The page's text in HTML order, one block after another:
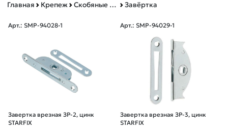
Главная Крепеж Скобяные изделия Завёртка
Арт.: SMP-94028-1
Завертка врезная ЗР-2, цинк
STARFIX
Арт.: SMP-94029-1
Завертка врезная ЗР-3, цинк
STARFIX